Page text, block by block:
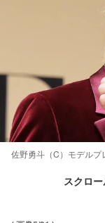
佐野勇斗（C）モデルプ
スクロ